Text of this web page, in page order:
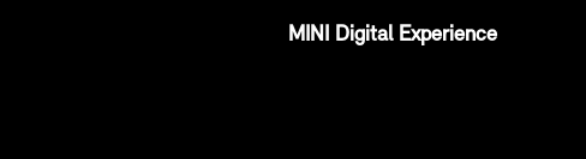
MINI Digital Experience